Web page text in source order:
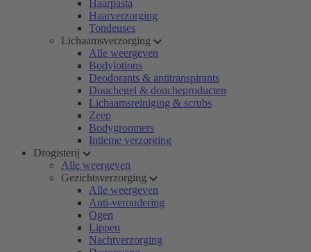
Haarpasta
Haarverzorging
Tondeuses
Lichaamsverzorging
Alle weergeven
Bodylotions
Deodorants & antitranspirants
Douchegel & doucheproducten
Lichaamsreiniging & scrubs
Zeep
Bodygroomers
Intieme verzorging
Drogisterij
Alle weergeven
Gezichtsverzorging
Alle weergeven
Anti-veroudering
Ogen
Lippen
Nachtverzorging